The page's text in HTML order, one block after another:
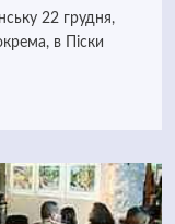
22 грудня,
в Піски